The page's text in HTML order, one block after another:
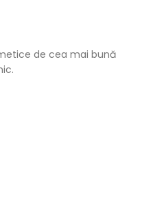
de cea mai bună